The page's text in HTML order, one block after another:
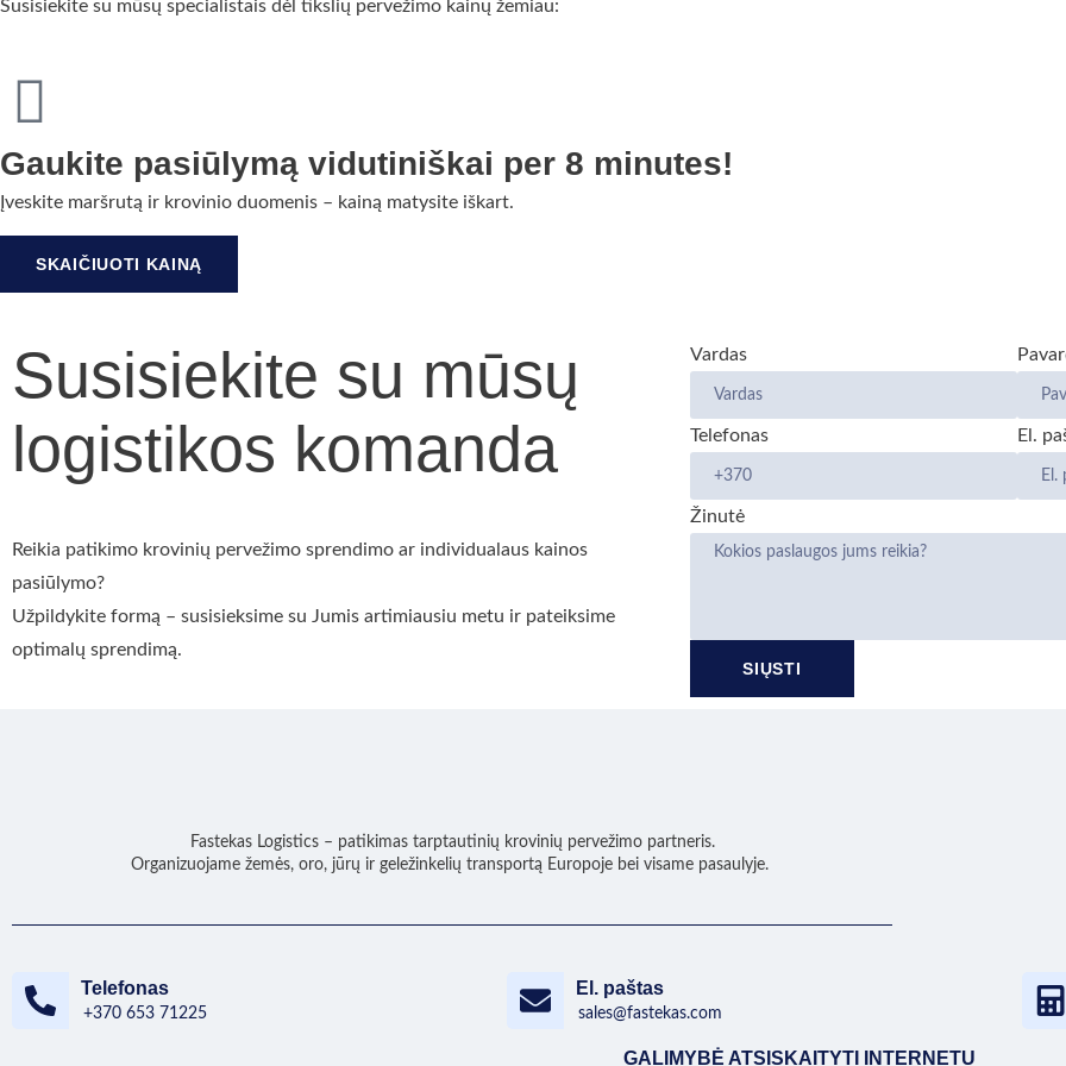
Susisiekite su mūsų specialistais dėl tikslių pervežimo kainų žemiau:
Gaukite pasiūlymą vidutiniškai per 8 minutes!
Įveskite maršrutą ir krovinio duomenis – kainą matysite iškart.
SKAIČIUOTI KAINĄ
Susisiekite su mūsų
logistikos komanda
Reikia patikimo krovinių pervežimo sprendimo ar individualaus kainos
pasiūlymo?
Užpildykite formą – susisieksime su Jumis artimiausiu metu ir pateiksime
optimalų sprendimą.
Vardas
Telefonas El.
Žinutė
SIŲSTI
Fastekas Logistics – patikimas tarptautinių krovinių pervežimo partneris.
Organizuojame žemės, oro, jūrų ir geležinkelių transportą Europoje bei visame pasaulyje.
Telefonas
+370 653 71225
El. paštas
sales@fastekas.com
GALIMYBĖ ATSISKAITYTI INTERNETU